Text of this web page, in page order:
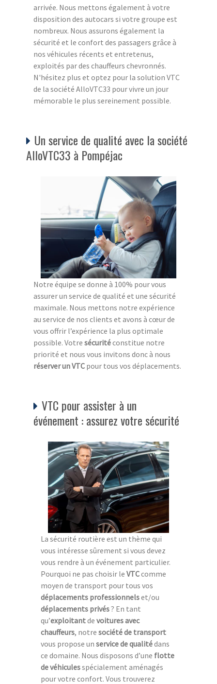
arrivée. Nous mettons également à votre
disposition des autocars si votre groupe est
nombreux. Nous assurons également la
sécurité et le confort des passagers grâce à
nos véhicules récents et entretenus,
exploités par des chauffeurs chevronnés.
N'hésitez plus et optez pour la solution VTC
de la société AlloVTC33 pour vivre un jour
mémorable le plus sereinement possible.
Un service de qualité avec la société
AlloVTC33 à Pompéjac
Notre équipe se donne à 100% pour vous
assurer un service de qualité et une sécurité
maximale. Nous mettons notre expérience
au service de nos clients et avons à cœur de
vous offrir l’expérience la plus optimale
possible. Votre sécuritéconstitue notre
priorité et nous vous invitons donc à nous
réserver un VTC pour tous vos déplacements.
VTC pour assister à un
événement : assurez votre sécurité
La sécurité routière est un thème qui
vous intéresse sûrement si vous devez
vous rendre à un événement particulier.
Pourquoi ne pas choisir le VTCcomme
moyen de transport pour tous vos
déplacements professionnelset/ou
déplacements privés? En tant
qu’exploitantde voitures avec
chauffeurs, notre société de transport
vous propose un service de qualitédans
ce domaine. Nous disposons d’une flotte
de véhiculesspécialement aménagés
pour votre confort. Vous trouverez